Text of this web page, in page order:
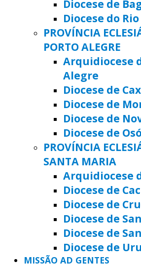
Diocese de
Diocese do
PROVÍNCIA
PORTO ALEGRE
Arquidiocese
Alegre
Diocese de
Diocese de
Diocese de
Diocese de
PROVÍNCIA
SANTA MARIA
Arquidiocese
Diocese de
Diocese de
Diocese de
Diocese de
Diocese de
MISSÃO AD GENTES